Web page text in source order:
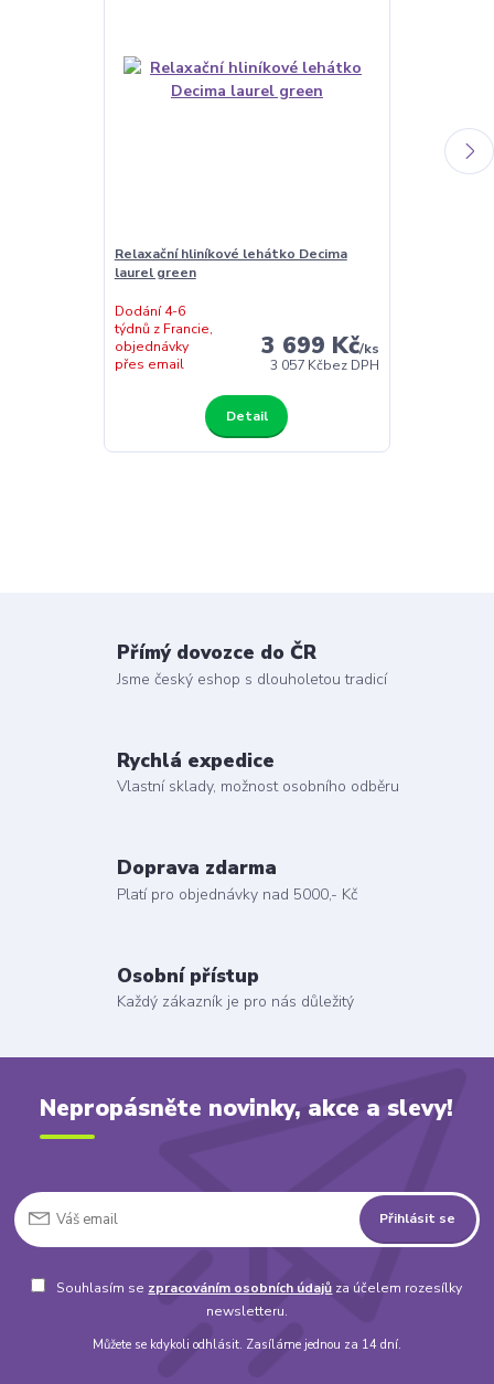
Relaxační hliníkové lehátko Decima
laurel green
3 699 Kč/ks
3 057 Kčbez DPH
Dodání 4-6
týdnů z Francie,
objednávky
přes email
Detail
Přímý dovozce do ČR
Jsme český eshop s dlouholetou tradicí
Rychlá expedice
Vlastní sklady, možnost osobního odběru
Doprava zdarma
Platí pro objednávky nad 5000,- Kč
Osobní přístup
Každý zákazník je pro nás důležitý
Nepropásněte novinky, akce a slevy!
Přihlásit se
Souhlasím se zpracováním osobních údajů za účelem rozesílky
newsletteru.
Můžete se kdykoli odhlásit. Zasíláme jednou za 14 dní.